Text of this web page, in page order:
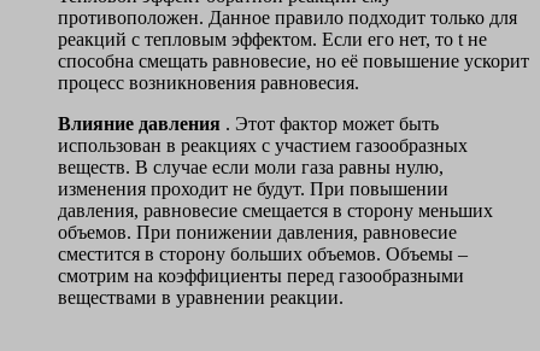
противоположен. Данное правило подходит только для
реакций с тепловым эффектом. Если его нет, то t не
способна смещать равновесие, но её повышение ускорит
процесс возникновения равновесия.
Влияние давления . Этот фактор может быть
использован в реакциях с участием газообразных
веществ. В случае если моли газа равны нулю,
изменения проходит не будут. При повышении
давления, равновесие смещается в сторону меньших
объемов. При понижении давления, равновесие
сместится в сторону больших объемов. Объемы –
смотрим на коэффициенты перед газообразными
веществами в уравнении реакции.